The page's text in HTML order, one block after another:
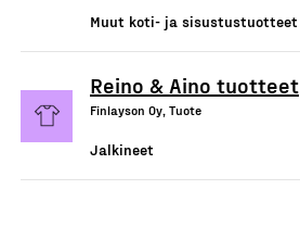
Muut koti- ja sisustustuotteet
Reino & Aino tuotteet
Finlayson Oy, Tuote
Jalkineet